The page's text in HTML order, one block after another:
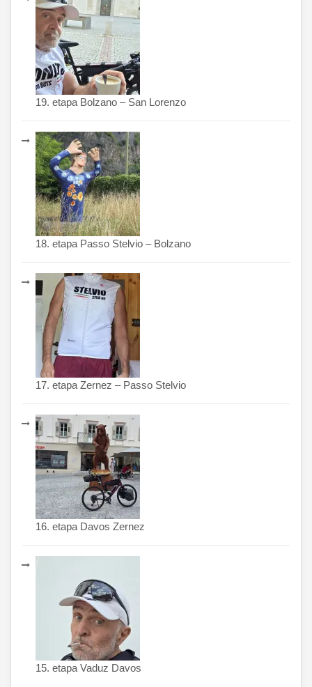
19. etapa Bolzano – San Lorenzo
18. etapa Passo Stelvio – Bolzano
17. etapa Zernez – Passo Stelvio
16. etapa Davos Zernez
15. etapa Vaduz Davos